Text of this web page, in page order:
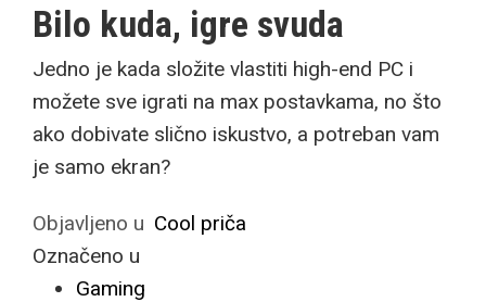
Bilo kuda, igre svuda
Jedno je kada složite vlastiti high-end PC i
možete sve igrati na max postavkama, no što
ako dobivate slično iskustvo, a potreban vam
je samo ekran?
Objavljeno u Cool priča
Označeno u
Gaming